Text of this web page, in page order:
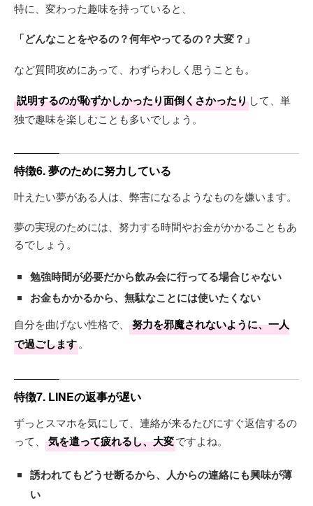
特に、変わった趣味を持っていると、
「どんなことをやるの？何年やってるの？大変？」
など質問攻めにあって、わずらわしく思うことも。
説明するのが恥ずかしかったり面倒くさかったり して、単
独で趣味を楽しむことも多いでしょう。
特徴6. 夢のために努力している
叶えたい夢がある人は、弊害になるようなものを嫌います。
夢の実現のためには、努力する時間やお金がかかることもあ
るでしょう。
勉強時間が必要だから飲み会に行ってる場合じゃない
お金もかかるから、無駄なことには使いたくない
自分を曲げない性格で、
努力を邪魔されないように、一人
で過ごします。
特徴7. LINEの返事が遅い
ずっとスマホを気にして、連絡が来るたびにすぐ返信するの
って、
気を遣って疲れるし、大変ですよね。
誘われてもどうせ断るから、人からの連絡にも興味が薄
い